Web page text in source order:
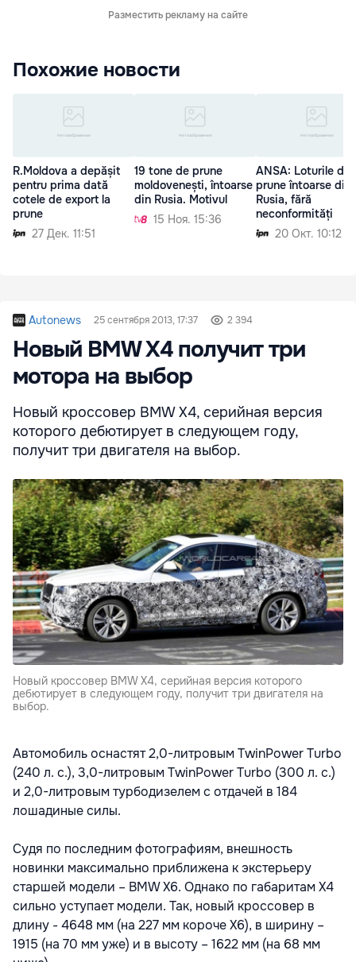
Разместить рекламу на сайте
Похожие новости
R.Moldova a depășit
pentru prima dată
cotele de export la
prune
27 Дек. 11:51
19 tone de prune
moldovenești, întoarse
din Rusia. Motivul
15 Ноя. 15:36
ANSA: Loturile de
prune întoarse din
Rusia, fără
neconformități
20 Окт. 10:12
Autonews 25 сентября 2013, 17:37 2 394
Новый BMW X4 получит три
мотора на выбор
Новый кроссовер BMW X4, серийная версия
которого дебютирует в следующем году,
получит три двигателя на выбор.
Новый кроссовер BMW X4, серийная версия которого
дебютирует в следующем году, получит три двигателя на
выбор.
Автомобиль оснастят 2,0-литровым TwinPower Turbo
(240 л. с.), 3,0-литровым TwinPower Turbo (300 л. с.)
и 2,0-литровым турбодизелем с отдачей в 184
лошадиные силы.
Судя по последним фотографиям, внешность
новинки максимально приближена к экстерьеру
старшей модели – BMW X6. Однако по габаритам X4
сильно уступает модели. Так, новый кроссовер в
длину - 4648 мм (на 227 мм короче X6), в ширину –
1915 (на 70 мм уже) и в высоту – 1622 мм (на 68 мм